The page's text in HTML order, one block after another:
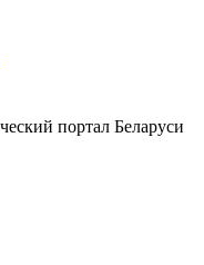
портал Беларуси